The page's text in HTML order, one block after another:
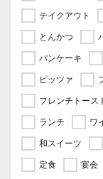
テイクアウト
とんかつ
パンケーキ
ピッツァ
フレンチトース
ランチ
ワ
和スイーツ
定食
宴会